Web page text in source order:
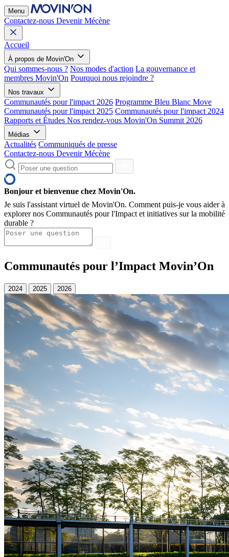
Menu
Contactez-nous Devenir Mécène
Accueil
À propos de Movin'On
Qui sommes-nous ? Nos modes d'action La gouvernance et
membres Movin'On Pourquoi nous rejoindre ?
Nos travaux
Communautés pour l'impact 2026 Programme Bleu Blanc Move
Communautés pour l'impact 2025 Communautés pour l'impact 2024
Rapports et Études Nos rendez-vous Movin'On Summit 2026
Médias
Actualités Communiqués de presse
Contactez-nous Devenir Mécène
Bonjour et bienvenue chez Movin'On.
Je suis l'assistant virtuel de Movin'On. Comment puis-je vous aider à
explorer nos Communautés pour l'Impact et initiatives sur la mobilité
durable ?
Communautés pour l’Impact Movin’On
2024 2025 2026